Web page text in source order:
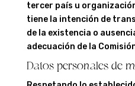
tercer país u
tiene la intención de
de la existencia o
adecuación de la
Datos personales de